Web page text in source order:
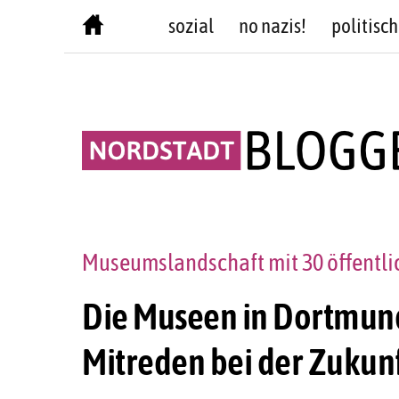
sozial no nazis! politisch
Die Museen in
Mitreden bei der
Museumslandschaft mit 30